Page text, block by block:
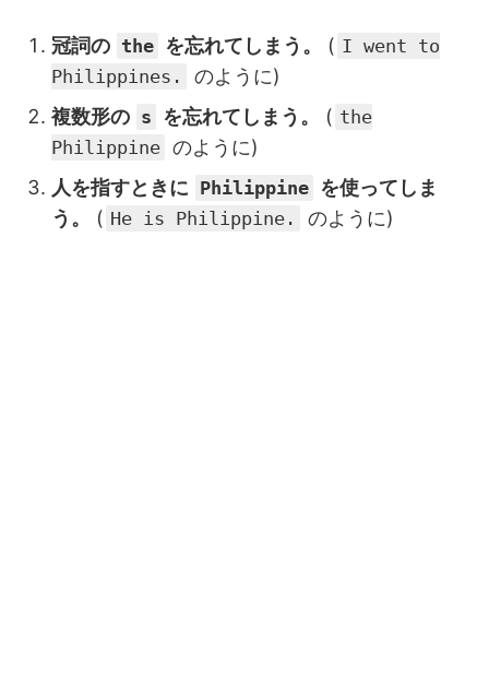
冠詞の the を忘れてしまう。 ( I went to
Philippines.
のように)
複数形の s を忘れてしまう。 ( the
Philippine のように)
人を指すときに Philippine を使ってしま
う。
( He is Philippine. のように)